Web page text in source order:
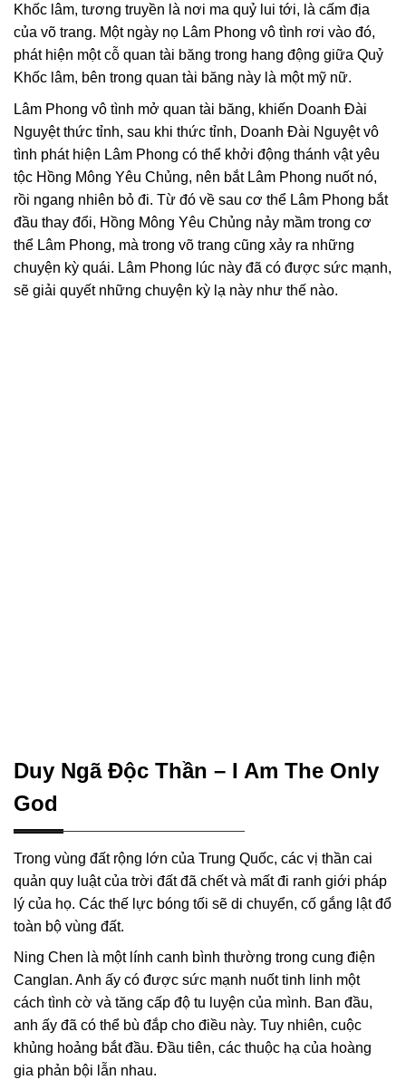
Khốc lâm, tương truyền là nơi ma quỷ lui tới, là cấm địa
của võ trang. Một ngày nọ Lâm Phong vô tình rơi vào đó,
phát hiện một cỗ quan tài băng trong hang động giữa Quỷ
Khốc lâm, bên trong quan tài băng này là một mỹ nữ.
Lâm Phong vô tình mở quan tài băng, khiến Doanh Đài
Nguyệt thức tỉnh, sau khi thức tỉnh, Doanh Đài Nguyệt vô
tình phát hiện Lâm Phong có thể khởi động thánh vật yêu
tộc Hồng Mông Yêu Chủng, nên bắt Lâm Phong nuốt nó,
rồi ngang nhiên bỏ đi. Từ đó về sau cơ thể Lâm Phong bắt
đầu thay đổi, Hồng Mông Yêu Chủng nảy mầm trong cơ
thể Lâm Phong, mà trong võ trang cũng xảy ra những
chuyện kỳ quái. Lâm Phong lúc này đã có được sức mạnh,
sẽ giải quyết những chuyện kỳ lạ này như thế nào.
Duy Ngã Độc Thần – I Am The Only
God
Trong vùng đất rộng lớn của Trung Quốc, các vị thần cai
quản quy luật của trời đất đã chết và mất đi ranh giới pháp
lý của họ. Các thế lực bóng tối sẽ di chuyển, cố gắng lật đổ
toàn bộ vùng đất.
Ning Chen là một lính canh bình thường trong cung điện
Canglan. Anh ấy có được sức mạnh nuốt tinh linh một
cách tình cờ và tăng cấp độ tu luyện của mình. Ban đầu,
anh ấy đã có thể bù đắp cho điều này. Tuy nhiên, cuộc
khủng hoảng bắt đầu. Đầu tiên, các thuộc hạ của hoàng
gia phản bội lẫn nhau.